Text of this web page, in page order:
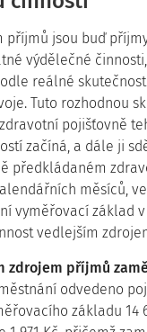
příjmů jsou buď
výdělečné
reálné
Tuto rozhodnou
pojišťovně
začíná, a dále ji
předkládaném
měsíců,
vyměřovací základ v
vedlejším
zdrojem příjmů
odvedeno
základu 14